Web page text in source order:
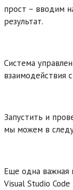
прост – вводим
результат.
Система
взаимодействия
Запустить и
мы можем в
Еще одна важная
Visual Studio